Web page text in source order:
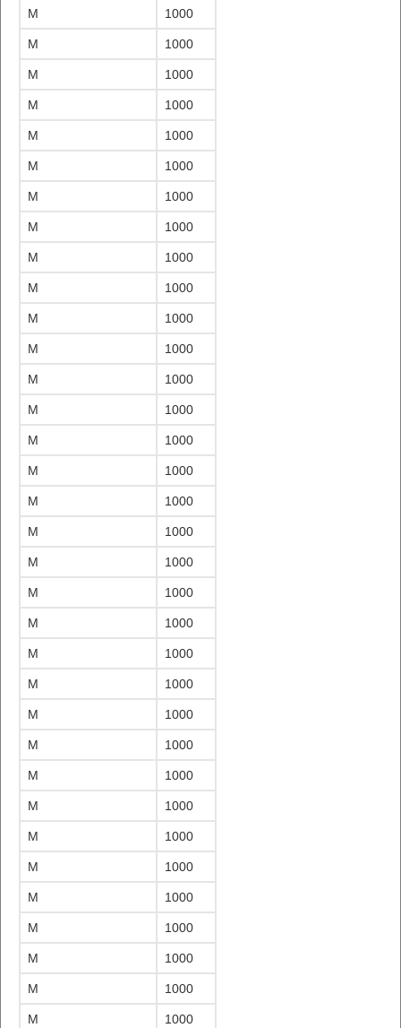
M 1000
M 1000
M 1000
M 1000
M 1000
M 1000
M 1000
M 1000
M 1000
M 1000
M 1000
M 1000
M 1000
M 1000
M 1000
M 1000
M 1000
M 1000
M 1000
M 1000
M 1000
M 1000
M 1000
M 1000
M 1000
M 1000
M 1000
M 1000
M 1000
M 1000
M 1000
M 1000
M 1000
M 1000